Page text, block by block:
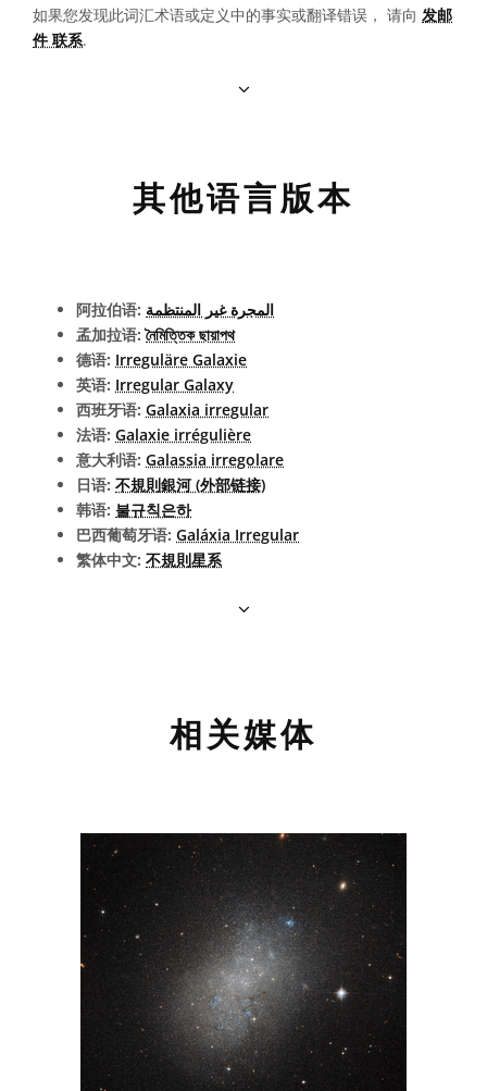
如果您发现此词汇术语或定义中的事实或翻译错误， 请向 发邮
件 联系.
其他语言版本
阿拉伯语: المجرة غير المنتظمة
孟加拉语:নৈমিত্তিক ছায়াপথ
德语: Irreguläre Galaxie
英语: Irregular Galaxy
西班牙语: Galaxia irregular
法语: Galaxie irrégulière
意大利语: Galassia irregolare
日语: 不規則銀河 (外部链接)
韩语: 불규칙은하
巴西葡萄牙语: Galáxia Irregular
繁体中文: 不規則星系
相关媒体